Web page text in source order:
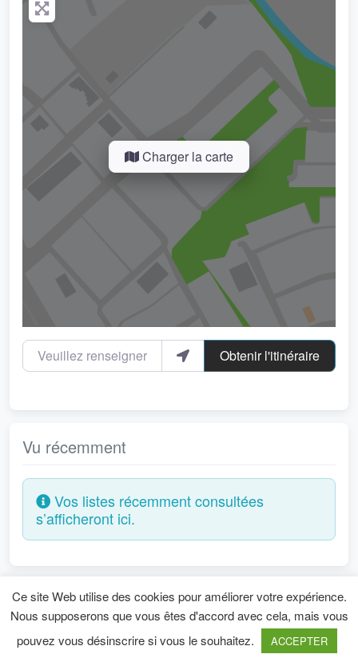
Charger la carte
Veuillez renseigner votre localité Obtenir l'itinéraire
Vu récemment
Vos listes récemment consultées
s’afficheront ici.
Mentions légales
Ce site Web utilise des cookies pour améliorer votre expérience.
Nous supposerons que vous êtes d'accord avec cela, mais vous
pouvez vous désinscrire si vous le souhaitez.
ACCEPTER